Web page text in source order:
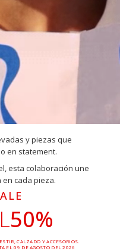
y piezas que
en statement.
esta colaboración une
cada pieza.
50%
CALZADO Y ACCESORIOS.
EL 09 DE AGOSTO DEL 2026